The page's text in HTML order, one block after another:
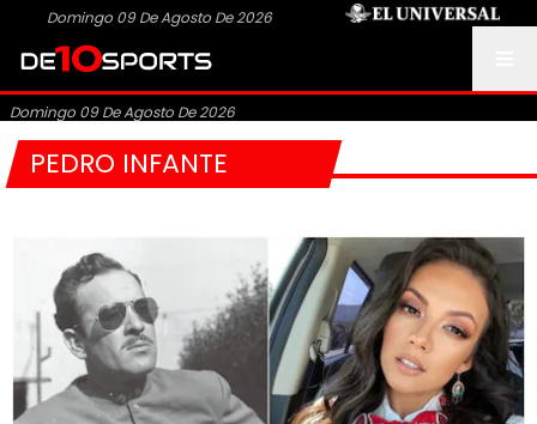
Domingo 09 De Agosto De 2026
Domingo 09 De Agosto De 2026
PEDRO INFANTE